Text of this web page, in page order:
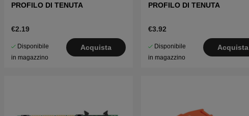
PROFILO DI TENUTA
€2.19
Disponibile
in magazzino
Acquista
PROFILO DI TENUTA
€3.92
Disponibile
in magazzino
Acquista